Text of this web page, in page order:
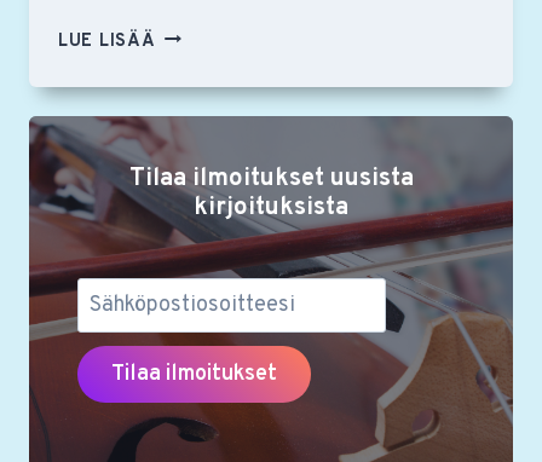
LUE LISÄÄ SÄHKÖINEN
KÄYTTÖÖN
RSON
YSTÄVILLE
–
LUE
OHJEET
Tilaa ilmoitukset uusista
kirjoituksista